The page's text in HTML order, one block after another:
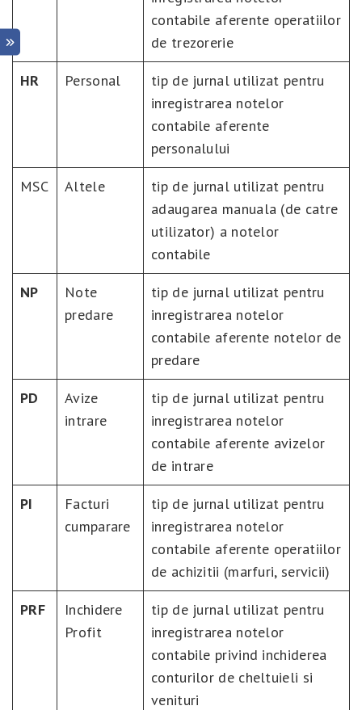
contabile aferente operatiilor
de trezorerie
HR Personal
tip de jurnal utilizat pentru
inregistrarea notelor
contabile aferente
personalului
MSC Altele
tip de jurnal utilizat pentru
adaugarea manuala (de catre
utilizator) a notelor
contabile
NP
Note
predare
tip de jurnal utilizat pentru
inregistrarea notelor
contabile aferente notelor de
predare
PD
Avize
intrare
tip de jurnal utilizat pentru
inregistrarea notelor
contabile aferente avizelor
de intrare
PI
Facturi
cumparare
tip de jurnal utilizat pentru
inregistrarea notelor
contabile aferente operatiilor
de achizitii (marfuri, servicii)
PRF
Inchidere
Profit
tip de jurnal utilizat pentru
inregistrarea notelor
contabile privind inchiderea
conturilor de cheltuieli si
venituri